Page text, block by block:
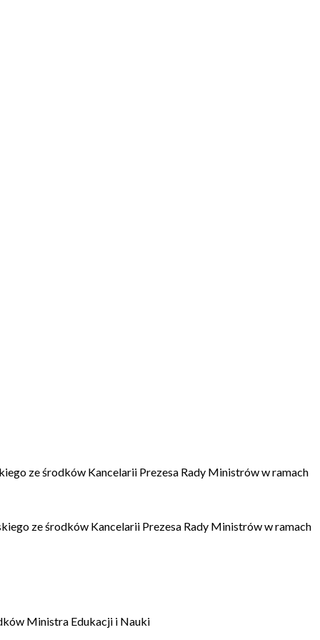
ze środków Kancelarii Prezesa Rady Ministrów w ramach
ze środków Kancelarii Prezesa Rady Ministrów w ramach
Ministra Edukacji i Nauki